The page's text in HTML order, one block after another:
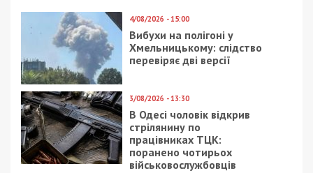
4/08/2026 - 15:00
Вибухи на полігоні у
Хмельницькому: слідство
перевіряє дві версії
3/08/2026 - 13:30
В Одесі чоловік відкрив
стрілянину по
працівниках ТЦК:
поранено чотирьох
військовослужбовців